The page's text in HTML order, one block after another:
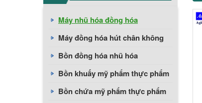
Máy nhũ hóa đồng hóa
Máy đồng hóa hút chân không
Bồn đồng hóa nhũ hóa
Bồn khuấy mỹ phẩm thực phẩm
Bồn chứa mỹ phẩm thực phẩm